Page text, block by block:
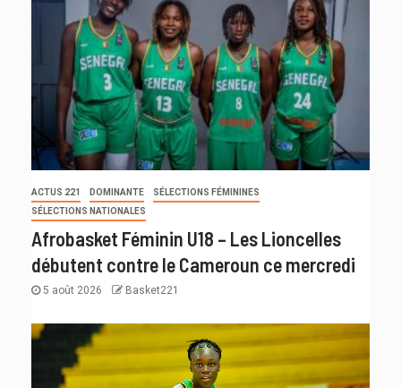
ACTUS 221 DOMINANTE
SÉLECTIONS FÉMININES
SÉLECTIONS NATIONALES
Afrobasket Féminin U18 – Les Lioncelles
débutent contre le Cameroun ce mercredi
5 août 2026 Basket221